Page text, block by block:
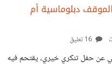
التعليقات، آلاف من الناس كل
حتى تتحقق لذا لا نصل لما
فالكثير من الناس يعملون في مهن
دبلوماسية أم
عن حفل تنكري خيري، يقتحم فيه